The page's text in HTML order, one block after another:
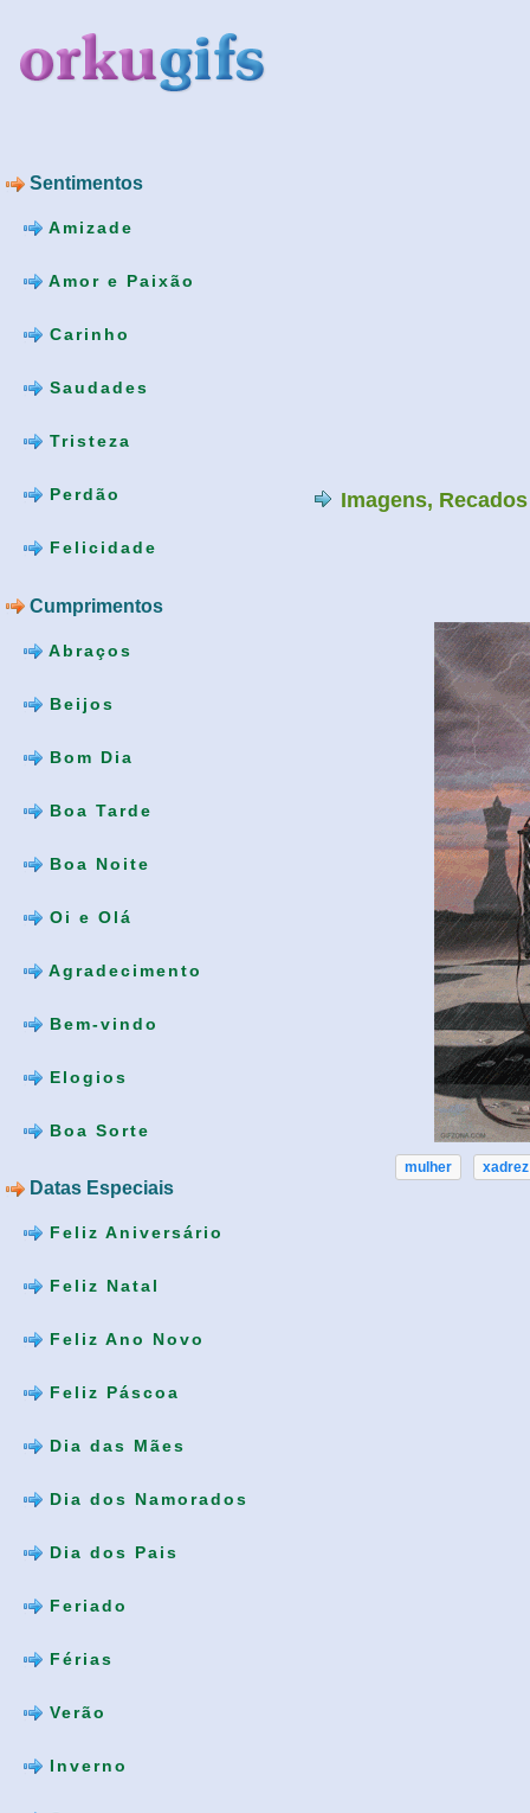
Sentimentos
Amizade
Amor e Paixão
Carinho
Saudades
Tristeza
Perdão
Felicidade
Cumprimentos
Abraços
Beijos
Bom Dia
Boa Tarde
Boa Noite
Oi e Olá
Agradecimento
Bem-vindo
Elogios
Boa Sorte
Datas Especiais
Feliz Aniversário
Feliz Natal
Feliz Ano Novo
Feliz Páscoa
Dia das Mães
Dia dos Namorados
Dia dos Pais
Feriado
Férias
Verão
Inverno
Imagens,
mulher xadrez